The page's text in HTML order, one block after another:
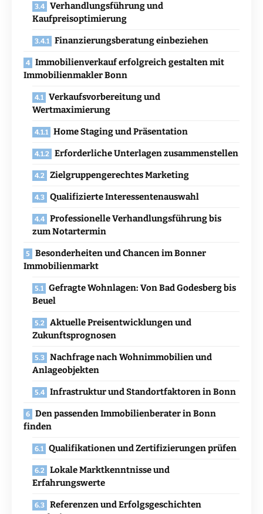
Verhandlungsführung und
Kaufpreisoptimierung
Finanzierungsberatung einbeziehen
Immobilienverkauf erfolgreich gestalten mit
Immobilienmakler Bonn
Verkaufsvorbereitung und
Wertmaximierung
Home Staging und Präsentation
Erforderliche Unterlagen zusammenstellen
Zielgruppengerechtes Marketing
Qualifizierte Interessentenauswahl
Professionelle Verhandlungsführung bis
zum Notartermin
Besonderheiten und Chancen im Bonner
Immobilienmarkt
Gefragte Wohnlagen: Von Bad Godesberg bis
Beuel
Aktuelle Preisentwicklungen und
Zukunftsprognosen
Nachfrage nach Wohnimmobilien und
Anlageobjekten
Infrastruktur und Standortfaktoren in Bonn
Den passenden Immobilienberater in Bonn
finden
Qualifikationen und Zertifizierungen prüfen
Lokale Marktkenntnisse und
Erfahrungswerte
Referenzen und Erfolgsgeschichten